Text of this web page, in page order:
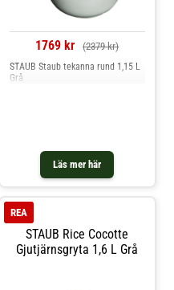
1769 kr (2379 kr)
Läs mer här
STAUB Staub tekanna rund 1,15 L
Grå
STAUB Rice Cocotte
Gjutjärnsgryta 1,6 L Grå
REA